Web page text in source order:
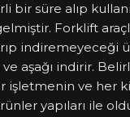
bir süre alıp
Forklift
indiremeyeceği
ve aşağı indirir.
işletmenin ve her
yapıları ile